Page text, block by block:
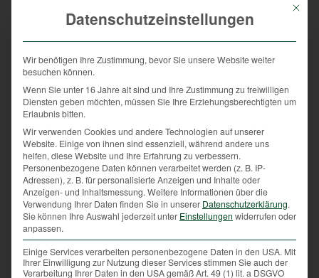
schutzlos“ ausgeliefert. Denn durch die
eingeschränkten Möglichkeiten im Lebensraum sind
großräumige Ausweichverhalten nicht mehr gegeben.
Entschädigungen und Schutzmaßnahmen
vergleichbar dem Nutztierbereich sind nicht
vorgesehen bzw. möglich. Es gilt zu bedenken, dass
sich die Wildtiere heute nicht mehr ihre Lebensräume
selbst aussuchen können, weil die Menschen ihre
Lebensräume massiv eingeschränkt haben.
Die oft angesprochene Koexistenz von Wolf und
Mensch hat es in unseren Breiten nie gegeben.
Unsere Lebensweise und die landwirtschaftlichen
(Alm- und Weidewirtschaft) sowie jagdlichen
(Rotwildüberwinterung) Wirtschaftsformen und der
Tourismus haben in unserer Zeit das Leben mit dem
Mit
Datenschutzeinstellungen
Wir benötigen Ihre Zustimmung, bevor Sie unsere Website weiter
besuchen können.
Wenn Sie unter 16 Jahre alt sind und Ihre Zustimmung zu freiwilligen
Diensten geben möchten, müssen Sie Ihre Erziehungsberechtigten um
Erlaubnis bitten.
Wir verwenden Cookies und andere Technologien auf unserer
Website. Einige von ihnen sind essenziell, während andere uns
helfen, diese Website und Ihre Erfahrung zu verbessern.
Personenbezogene Daten können verarbeitet werden (z. B. IP-
Adressen), z. B. für personalisierte Anzeigen und Inhalte oder
Anzeigen- und Inhaltsmessung. Weitere Informationen über die
Verwendung Ihrer Daten finden Sie in unserer Datenschutzerklärung.
Sie können Ihre Auswahl jederzeit unter Einstellungen widerrufen oder
anpassen.
Einige Services verarbeiten personenbezogene Daten in den USA. Mit
Ihrer Einwilligung zur Nutzung dieser Services stimmen Sie auch der
Verarbeitung Ihrer Daten in den USA gemäß Art. 49 (1) lit. a DSGVO